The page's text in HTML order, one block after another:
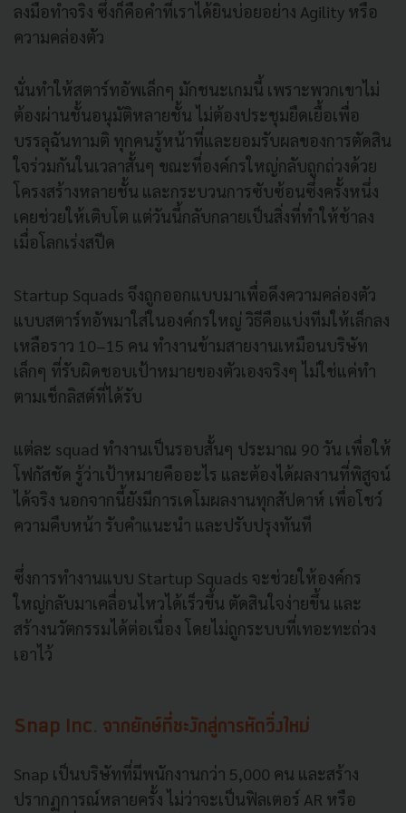
ลงมือทำจริง ซึ่งก็คือคำที่เราได้ยินบ่อยอย่าง Agility หรือ
ความคล่องตัว
นั่นทำให้สตาร์ทอัพเล็กๆ มักชนะเกมนี้ เพราะพวกเขาไม่
ต้องผ่านชั้นอนุมัติหลายชั้น ไม่ต้องประชุมยืดเยื้อเพื่อ
บรรลุฉันทามติ ทุกคนรู้หน้าที่และยอมรับผลของการตัดสิน
ใจร่วมกันในเวลาสั้นๆ ขณะที่องค์กรใหญ่กลับถูกถ่วงด้วย
โครงสร้างหลายชั้น และกระบวนการซับซ้อนซึ่งครั้งหนึ่ง
เคยช่วยให้เติบโต แต่วันนี้กลับกลายเป็นสิ่งที่ทำให้ช้าลง
เมื่อโลกเร่งสปีด
Startup Squads จึงถูกออกแบบมาเพื่อดึงความคล่องตัว
แบบสตาร์ทอัพมาใส่ในองค์กรใหญ่ วิธีคือแบ่งทีมให้เล็กลง
เหลือราว 10–15 คน ทำงานข้ามสายงานเหมือนบริษัท
เล็กๆ ที่รับผิดชอบเป้าหมายของตัวเองจริงๆ ไม่ใช่แค่ทำ
ตามเช็กลิสต์ที่ได้รับ
แต่ละ squad ทำงานเป็นรอบสั้นๆ ประมาณ 90 วัน เพื่อให้
โฟกัสชัด รู้ว่าเป้าหมายคืออะไร และต้องได้ผลงานที่พิสูจน์
ได้จริง นอกจากนี้ยังมีการเดโมผลงานทุกสัปดาห์ เพื่อโชว์
ความคืบหน้า รับคำแนะนำ และปรับปรุงทันที
ซึ่งการทำงานแบบ Startup Squads จะช่วยให้องค์กร
ใหญ่กลับมาเคลื่อนไหวได้เร็วขึ้น ตัดสินใจง่ายขึ้น และ
สร้างนวัตกรรมได้ต่อเนื่อง โดยไม่ถูกระบบที่เทอะทะถ่วง
เอาไว้
Snap Inc. จากยักษ์ที่ชะงักสู่การหัดวิ่งใหม่
Snap เป็นบริษัทที่มีพนักงานกว่า 5,000 คน และสร้าง
ปรากฏการณ์หลายครั้ง ไม่ว่าจะเป็นฟิลเตอร์ AR หรือ